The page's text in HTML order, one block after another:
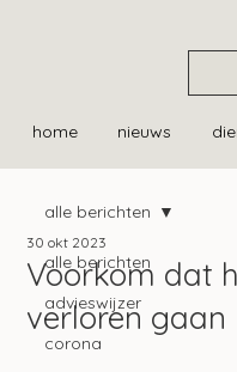
home nieuws
alle berichten
advieswijzer
corona
alle berichten
Voorkom dat
verloren gaan
30 okt 2023